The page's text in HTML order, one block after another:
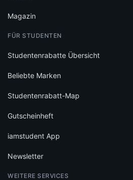
Magazin
FÜR STUDENTEN
Studentenrabatte Übersicht
Beliebte Marken
Studentenrabatt-Map
Gutscheinheft
iamstudent App
Newsletter
WEITERE SERVICES